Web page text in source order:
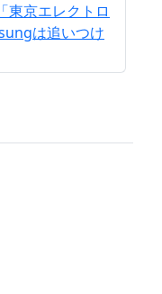
東京エレクトロ
は追いつけ